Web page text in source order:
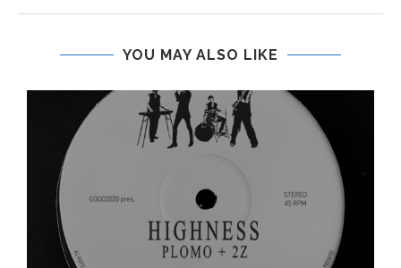
YOU MAY ALSO LIKE